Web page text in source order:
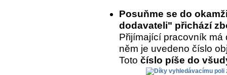
Posuňme se do
dodavateli" přichází
Přijímající pracovník
něm je uvedeno číslo
Toto číslo píše do